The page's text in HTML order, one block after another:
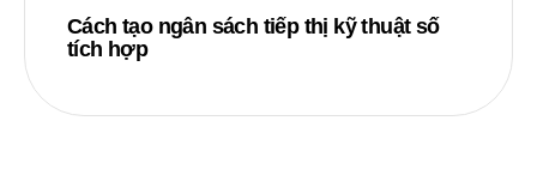
Cách tạo ngân sách tiếp thị kỹ thuật số
tích hợp